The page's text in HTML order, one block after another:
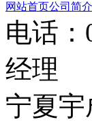
网站首页公司简介
电话
经理
宁夏